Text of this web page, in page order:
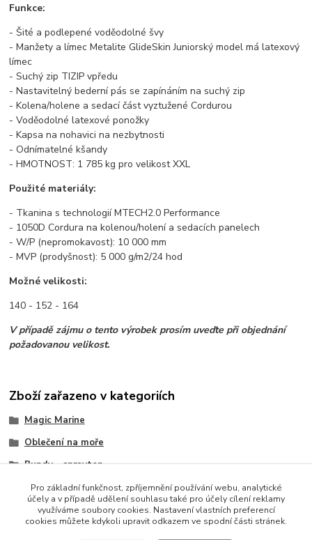
Funkce:
- Šité a podlepené voděodolné švy
- Manžety a límec Metalite GlideSkin Juniorský model má latexový
límec
- Suchý zip TIZIP vpředu
- Nastavitelný bederní pás se zapínáním na suchý zip
- Kolena/holene a sedací část vyztužené Cordurou
- Voděodolné latexové ponožky
- Kapsa na nohavici na nezbytnosti
- Odnímatelné kšandy
- HMOTNOST: 1 785 kg pro velikost XXL
Použité materiály:
- Tkanina s technologií MTECH2.0 Performance
- 1050D Cordura na kolenou/holení a sedacích panelech
- W/P (nepromokavost): 10 000 mm
- MVP (prodyšnost): 5 000 g/m2/24 hod
Možné velikosti:
140 - 152 - 164
V případě zájmu o tento výrobek prosím uveďte při objednání
požadovanou velikost.
Zboží zařazeno v kategoriích
Magic Marine
Oblečení na moře
Bundy - spraytop
Sucháče + spodní vrstva
Pro základní funkčnost, zpříjemnění používání webu, analytické
účely a v případě udělení souhlasu také pro účely cílení reklamy
využíváme soubory cookies. Nastavení vlastních preferencí
cookies můžete kdykoli upravit odkazem ve spodní části stránek.